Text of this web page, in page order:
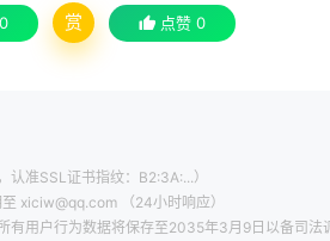
0 赏 点赞 0
准SSL证书指纹：B2:3A:...）
xiciw@qq.com （24小时响应）
有用户行为数据将保存至2035年3月9日以备司法